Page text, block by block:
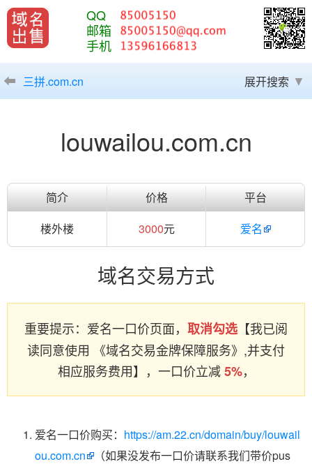
QQ
邮箱
手机
三拼.com.cn 展开搜索
louwailou.com.cn
简介 价格
平台
楼外楼
3000元 爱名
域名交易方式
重要提示：爱名一口价页面， 取消勾选 【我已阅
读同意使用 《域名交易金牌保障服务》,并支付
相应服务费用】，一口价立减5%，
爱名一口价购买： https://am.22.cn/domain/buy/louwail
ou.com.cn
（如果没发布一口价请联系我们带价pus